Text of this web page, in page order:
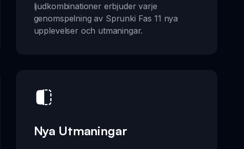
ljudkombinationer erbjuder varje
genomspelning av Sprunki Fas 11 nya
upplevelser och utmaningar.
Nya Utmaningar